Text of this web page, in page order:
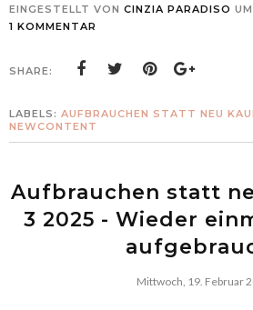
EINGESTELLT VON CINZIA PARADISO UM
1 KOMMENTAR
SHARE:
LABELS: AUFBRAUCHEN STATT NEU
NEWCONTENT
Aufbrauchen statt
3 2025 - Wieder
Mittwoch, 19. Februar